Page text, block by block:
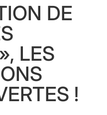
DE
LES
!